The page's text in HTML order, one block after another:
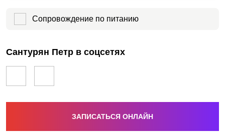
Сопровождение по питанию
Сантурян Петр в соцсетях
ЗАПИСАТЬСЯ ОНЛАЙН